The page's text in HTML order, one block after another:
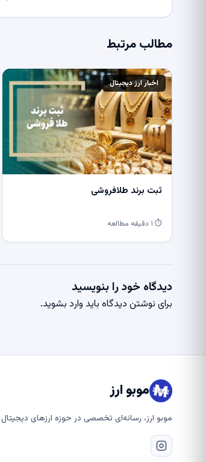
مطالب مرتبط
اخبار ارز دیجیتال
ثبت برند طلافروشی
⏱ ۱ دقیقه مطالعه
دیدگاه خود را بنویسید
برای نوشتن دیدگاه باید وارد بشوید.
موبو ارز
موبو ارز، رسانه‌ای تخصصی در حوزه ارزهای